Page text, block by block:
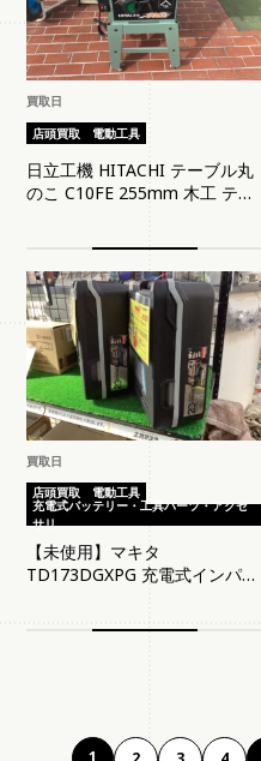
買取日
店頭買取
電動工具
日立工機 HITACHI テーブル丸
のこ C10FE 255mm 木工 テー
買取日
店頭買取
電動工具
充電式バッテリー・工具パーツ・アクセ
サリ
【未使用】マキタ
TD173DGXPG 充電式インパク